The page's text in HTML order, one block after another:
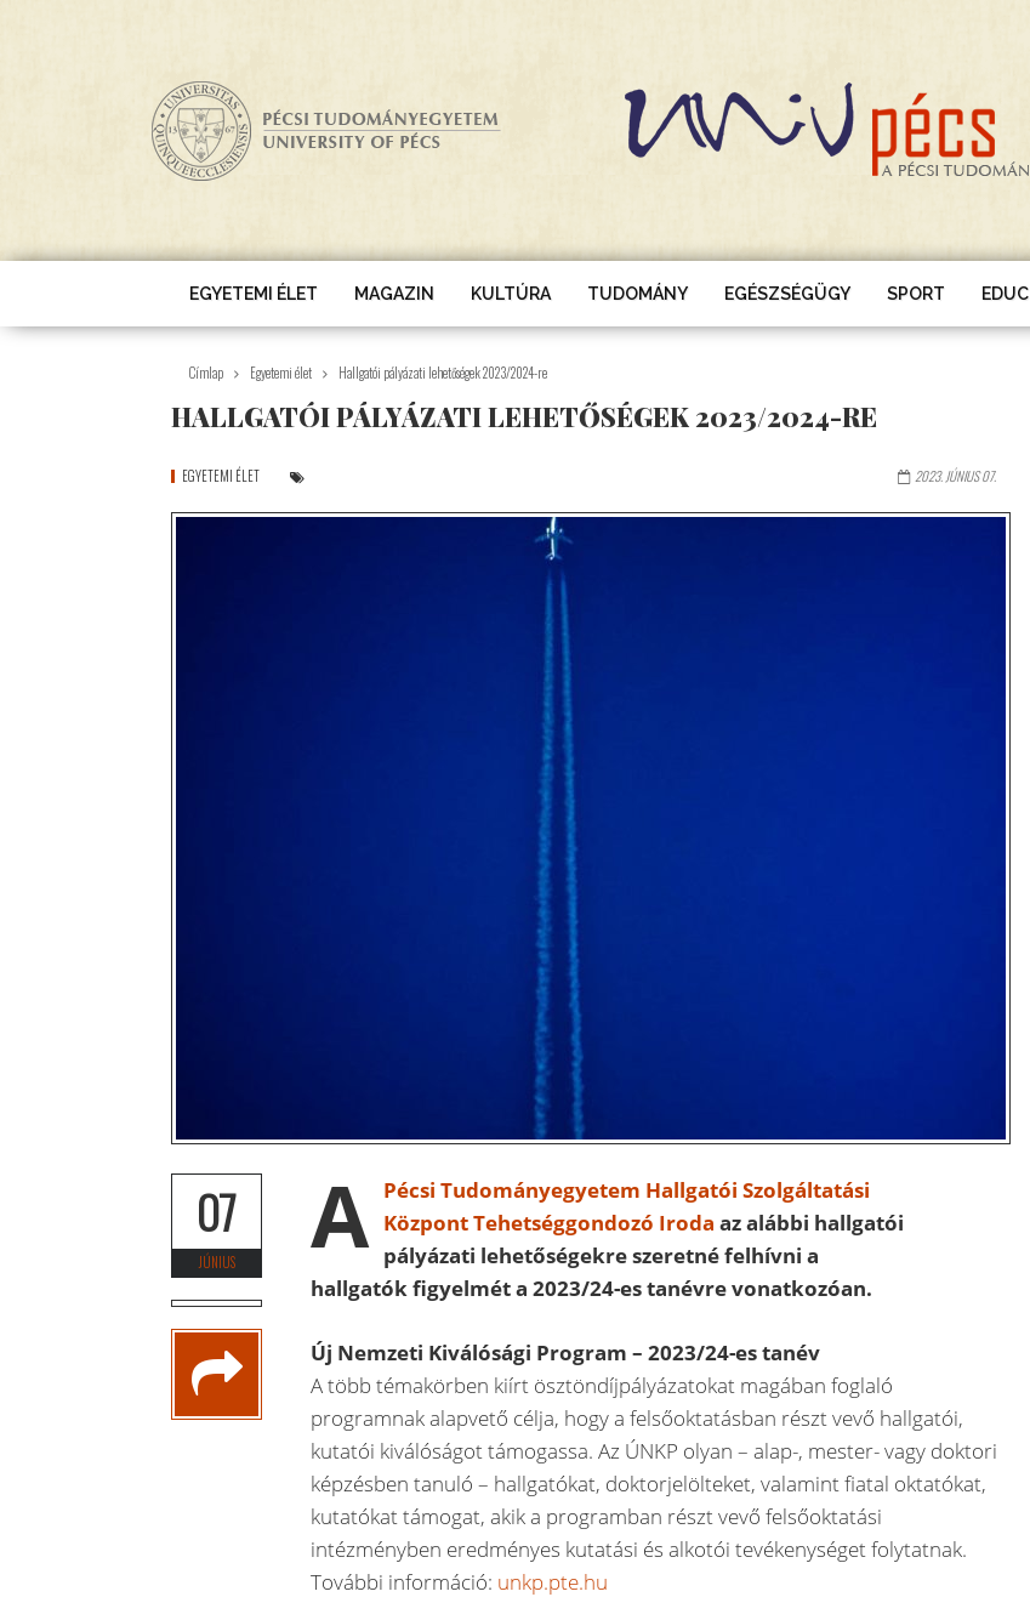
EGYETEMI ÉLET MAGAZIN KULTÚRA TUDOMÁNY EGÉSZSÉGÜGY SPORT EDUC
Címlap Egyetemi élet Hallgatói pályázati lehetőségek 2023/2024-re
HALLGATÓI PÁLYÁZATI LEHETŐSÉGEK 2023/2024-RE
EGYETEMI ÉLET 2023. JÚNIUS 07.
07
JÚNIUS A Pécsi Tudományegyetem Hallgatói Szolgáltatási
Központ Tehetséggondozó Iroda az alábbi hallgatói
pályázati lehetőségekre szeretné felhívni a
hallgatók figyelmét a 2023/24-es tanévre vonatkozóan.
Új Nemzeti Kiválósági Program – 2023/24-es tanév
A több témakörben kiírt ösztöndíjpályázatokat magában foglaló
programnak alapvető célja, hogy a felsőoktatásban részt vevő hallgatói,
kutatói kiválóságot támogassa. Az ÚNKP olyan – alap-, mester- vagy doktori
képzésben tanuló – hallgatókat, doktorjelölteket, valamint fiatal oktatókat,
kutatókat támogat, akik a programban részt vevő felsőoktatási
intézményben eredményes kutatási és alkotói tevékenységet folytatnak.
További információ: unkp.pte.hu